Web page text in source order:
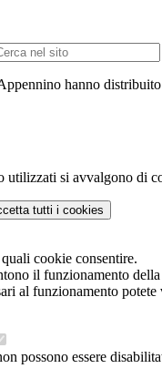
hanno
utilizzati si avvalgono di
tutti i cookies
cookie consentire.
il funzionamento
al funzionamento potete
possono essere